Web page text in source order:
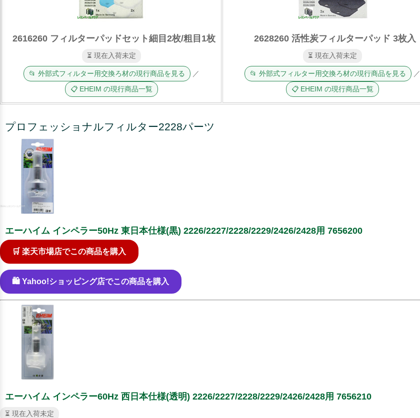
2616260 フィルターパッドセット細目2枚/粗目1枚
⏳ 現在入荷未定
📂 外部式フィルター用交換ろ材の現行商品を見る ／
📋 EHEIM の現行商品一覧
2628260 活性炭フィルターパッド 3枚入
⏳ 現在入荷未定
📂 外部式フィルター用交換ろ材の現行商品を見る ／
📋 EHEIM の現行商品一覧
プロフェッショナルフィルター2228パーツ
エーハイム インペラー50Hz 東日本仕様(黒) 2226/2227/2228/2229/2426/2428用 7656200
🛒 楽天市場店でこの商品を購入
🛍️ Yahoo!ショッピング店でこの商品を購入
エーハイム インペラー60Hz 西日本仕様(透明) 2226/2227/2228/2229/2426/2428用 7656210
⏳ 現在入荷未定